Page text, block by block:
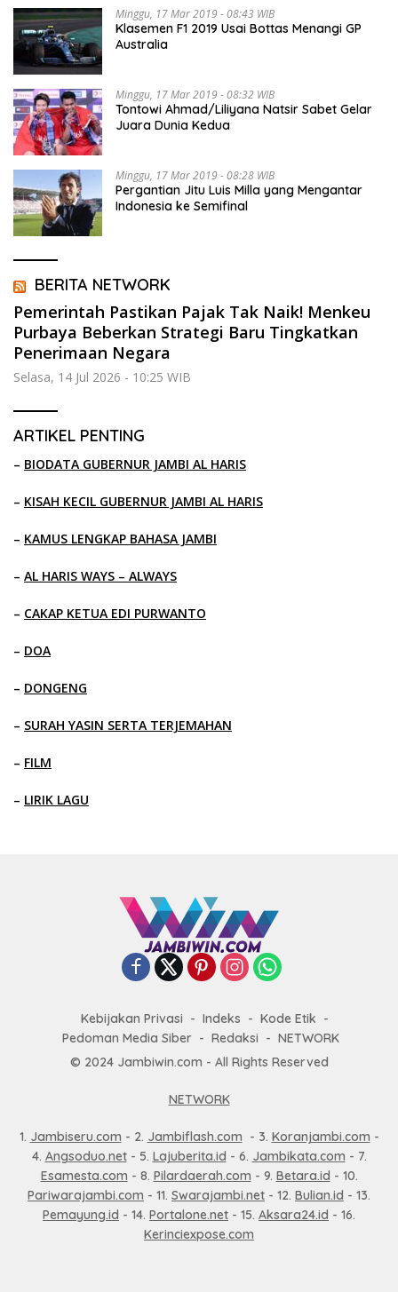
Minggu, 17 Mar 2019 - 08:43 WIB
Klasemen F1 2019 Usai Bottas Menangi GP
Australia
Minggu, 17 Mar 2019 - 08:32 WIB
Tontowi Ahmad/Liliyana Natsir Sabet Gelar
Juara Dunia Kedua
Minggu, 17 Mar 2019 - 08:28 WIB
Pergantian Jitu Luis Milla yang Mengantar
Indonesia ke Semifinal
BERITA NETWORK
Pemerintah Pastikan Pajak Tak Naik! Menkeu
Purbaya Beberkan Strategi Baru Tingkatkan
Penerimaan Negara
Selasa, 14 Jul 2026 - 10:25 WIB
ARTIKEL PENTING
– BIODATA GUBERNUR JAMBI AL HARIS
– KISAH KECIL GUBERNUR JAMBI AL HARIS
– KAMUS LENGKAP BAHASA JAMBI
– AL HARIS WAYS – ALWAYS
– CAKAP KETUA EDI PURWANTO
– DOA
– DONGENG
– SURAH YASIN SERTA TERJEMAHAN
– FILM
– LIRIK LAGU
Kebijakan Privasi Indeks
Kode Etik
Pedoman Media Siber
Redaksi
NETWORK
© 2024 Jambiwin.com - All Rights Reserved
NETWORK
1. Jambiseru.com - 2. Jambiflash.com - 3. Koranjambi.com -
4. Angsoduo.net- 5. Lajuberita.id - 6. Jambikata.com - 7.
Esamesta.com - 8. Pilardaerah.com - 9. Betara.id - 10.
Pariwarajambi.com - 11. Swarajambi.net - 12. Bulian.id - 13.
Pemayung.id - 14. Portalone.net - 15. Aksara24.id - 16.
Kerinciexpose.com